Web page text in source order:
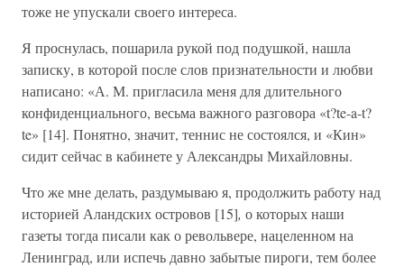
тоже не упускали своего интереса.
Я проснулась, пошарила рукой под подушкой, нашла
записку, в которой после слов признательности и любви
написано: «А. М. пригласила меня для длительного
конфиденциального, весьма важного разговора «t?te-a-t?
te» [14]. Понятно, значит, теннис не состоялся, и «Кин»
сидит сейчас в кабинете у Александры Михайловны.
Что же мне делать, раздумываю я, продолжить работу над
историей Аландских островов [15], о которых наши
газеты тогда писали как о револьвере, нацеленном на
Ленинград, или испечь давно забытые пироги, тем более